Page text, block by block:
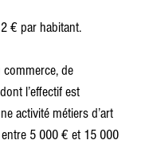
€ par habitant.
commerce, de
l’effectif est
activité métiers d’art
entre 5 000 € et 15 000